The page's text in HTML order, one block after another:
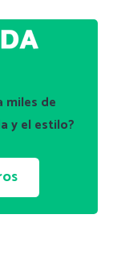
miles de
y el estilo?